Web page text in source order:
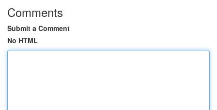
Comments
Submit a Comment
No HTML